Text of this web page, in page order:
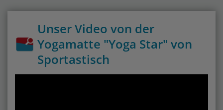
Unser Video von der
Yogamatte "Yoga Star" von
Sportastisch